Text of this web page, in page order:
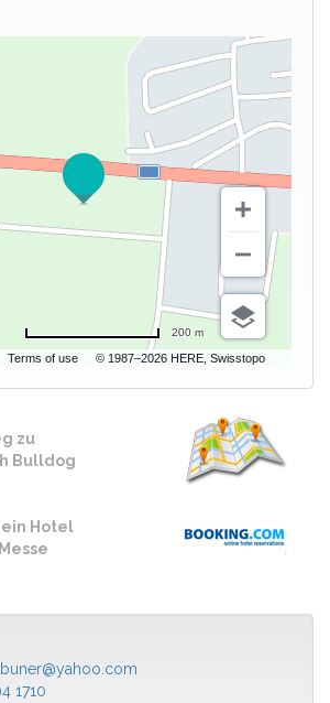
Terms of use © 1987–2026 HERE, Swisstopo
200 m
zu
Bulldog
Hotel
1710